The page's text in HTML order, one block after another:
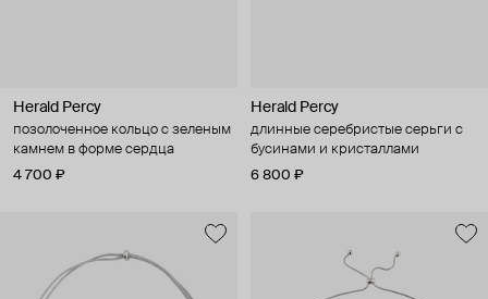
Herald Percy
позолоченное кольцо с зеленым
камнем в форме сердца
4 700 ₽
Herald Percy
длинные серебристые серьги с
бусинами и кристаллами
6 800 ₽